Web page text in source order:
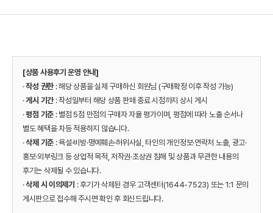
[상품 사용후기 운영 안내]
·작성 권한 : 해당 상품을 실제 구매하신 회원님 (구매확정 이후 작성 가능)
·게시 기간: 작성일부터 해당 상품 판매 종료 시점까지 상시 게시
·평점 기준 : 별점 5점 만점의 구매자 자율 평가이며, 평점에 따라 노출 순서나
별도 혜택을 차등 적용하지 않습니다.
·삭제 기준 : 욕설·비방·명예훼손·허위사실, 타인의 개인정보·연락처 노출, 광고·
홍보·외부링크 등 상업적 목적, 저작권·초상권 침해 및 상품과 무관한 내용의
후기는 삭제될 수 있습니다.
·삭제 시 이의제기 : 후기가 삭제된 경우 고객센터(1644-7523) 또는 1:1 문의
게시판으로 접수해 주시면 확인 후 회신드립니다.